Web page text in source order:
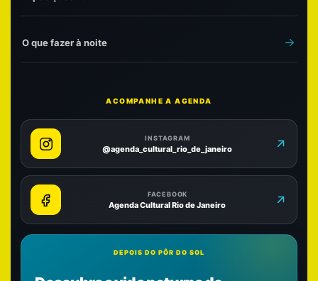
O que fazer à noite
ACOMPANHE A AGENDA
INSTAGRAM
@agenda_cultural_rio_de_janeiro
FACEBOOK
Agenda Cultural Rio de Janeiro
DEPOIS DO PÔR DO SOL